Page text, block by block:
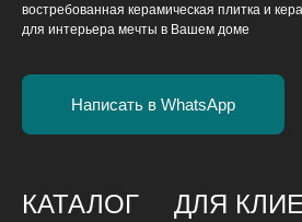
КАТАЛОГ ДЛЯ
востребованная керамическая плитка и
для интерьера мечты в Вашем доме
Написать в WhatsApp